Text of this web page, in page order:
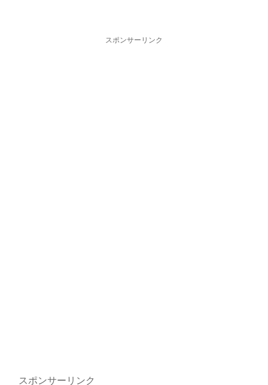
スポンサーリンク
スポンサーリンク